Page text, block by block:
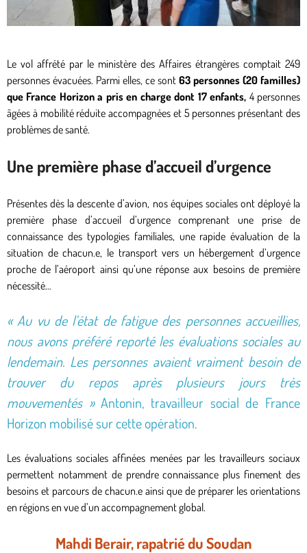
Le vol affrété par le ministère des Affaires étrangères comptait 249
personnes évacuées. Parmi elles, ce sont 63 personnes (20 familles)
que France Horizon a pris en charge dont 17 enfants, 4 personnes
âgées à mobilité réduite accompagnées et 5 personnes présentant des
problèmes de santé.
Une première phase d’accueil d’urgence
Présentes dès la descente d’avion, nos équipes sociales ont déployé la
première phase d’accueil d’urgence comprenant une prise de
connaissance des typologies familiales, une rapide évaluation de la
situation de chacun.e, le transport vers un hébergement d’urgence
proche de l’aéroport ainsi qu’une réponse aux besoins de première
nécessité…
« Au vu de l’état de fatigue des personnes accueillies,
nous avons préféré reporté les évaluations sociales au
lendemain. Les personnes avaient vraiment besoin de
trouver du repos après plusieurs jours très
mouvementés »Antonin, travailleur social de France
Horizon mobilisé sur cette opération.
Les évaluations sociales affinées menées par les travailleurs sociaux
permettent notamment de prendre connaissance plus finement des
besoins et parcours de chacun.e ainsi que de préparer les orientations
en régions en vue d’un accompagnement global.
Mahdi Berair, rapatrié du Soudan